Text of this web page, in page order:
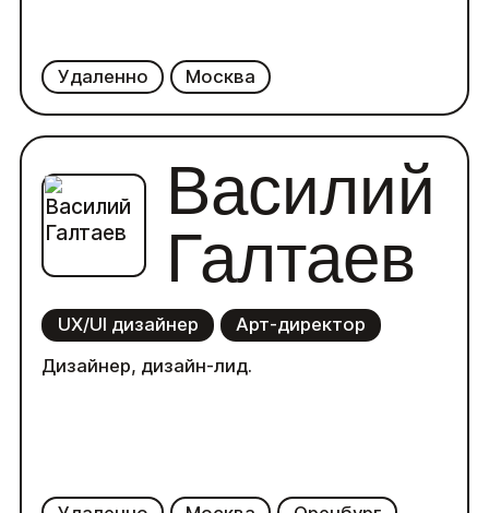
Удаленно Москва
Василий
Галтаев
UX/UI дизайнер
Арт-директор
Дизайнер, дизайн-лид.